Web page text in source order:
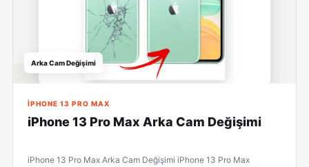
Arka Cam Değişimi
IPHONE 13 PRO MAX
iPhone 13 Pro Max Arka Cam Değişimi
iPhone 13 Pro Max Arka Cam Değişimi iPhone 13 Pro Max